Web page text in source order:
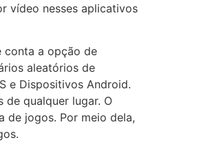
vídeo nesses aplicativos
conta a opção de
aleatórios de
e Dispositivos Android.
de qualquer lugar. O
de jogos. Por meio dela,